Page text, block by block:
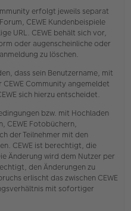
erfolgt jeweils separat
CEWE Kundenbeispiele
URL. CEWE behält sich vor,
oder augenscheinliche oder
zu löschen.
dass sein Benutzername, mit
Community angemeldet
sich hierzu entscheidet.
bzw. mit Hochladen
CEWE Fotobüchern,
der Teilnehmer mit den
CEWE ist berechtigt, die
Änderung wird dem Nutzer per
den Änderungen zu
erlischt das zwischen CEWE
mit sofortiger